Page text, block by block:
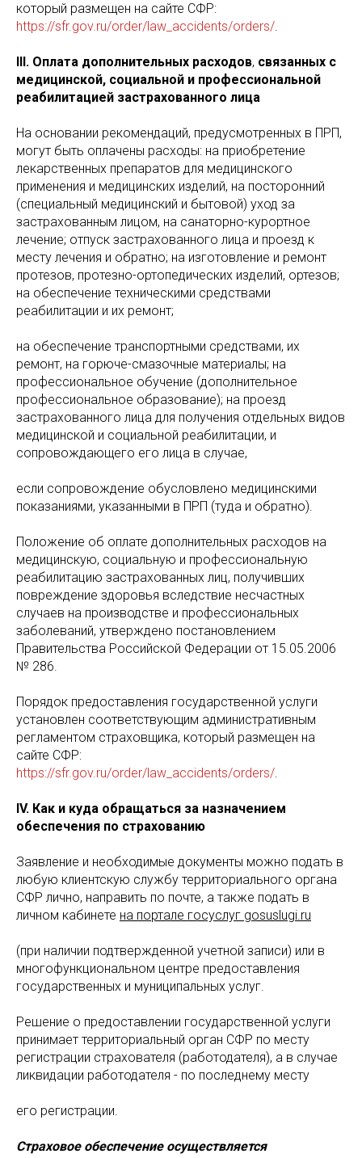
который размещен на сайте СФР:
https://sfr.gov.ru/order/law_accidents/orders/.
III. Оплата дополнительных расходов, связанных с
медицинской, социальной и профессиональной
реабилитацией застрахованного лица
На основании рекомендаций, предусмотренных в ПРП,
могут быть оплачены расходы: на приобретение
лекарственных препаратов для медицинского
применения и медицинских изделий, на посторонний
(специальный медицинский и бытовой) уход за
застрахованным лицом, на санаторно-курортное
лечение; отпуск застрахованного лица и проезд к
месту лечения и обратно; на изготовление и ремонт
протезов, протезно-ортопедических изделий, ортезов;
на обеспечение техническими средствами
реабилитации и их ремонт;
на обеспечение транспортными средствами, их
ремонт, на горюче-смазочные материалы; на
профессиональное обучение (дополнительное
профессиональное образование); на проезд
застрахованного лица для получения отдельных видов
медицинской и социальной реабилитации, и
сопровождающего его лица в случае,
если сопровождение обусловлено медицинскими
показаниями, указанными в ПРП (туда и обратно).
Положение об оплате дополнительных расходов на
медицинскую, социальную и профессиональную
реабилитацию застрахованных лиц, получивших
повреждение здоровья вследствие несчастных
случаев на производстве и профессиональных
заболеваний, утверждено постановлением
Правительства Российской Федерации от 15.05.2006
№ 286.
Порядок предоставления государственной услуги
установлен соответствующим административным
регламентом страховщика, который размещен на
сайте СФР:
https://sfr.gov.ru/order/law_accidents/orders/.
IV. Как и куда обращаться за назначением
обеспечения по страхованию
Заявление и необходимые документы можно подать в
любую клиентскую службу территориального органа
СФР лично, направить по почте, а также подать в
личном кабинете на портале госуслуг gosuslugi.ru
(при наличии подтвержденной учетной записи) или в
многофункциональном центре предоставления
государственных и муниципальных услуг.
Решение о предоставлении государственной услуги
принимает территориальный орган СФР по месту
регистрации страхователя (работодателя), а в случае
ликвидации работодателя - по последнему месту
его регистрации.
Страховое обеспечение осуществляется